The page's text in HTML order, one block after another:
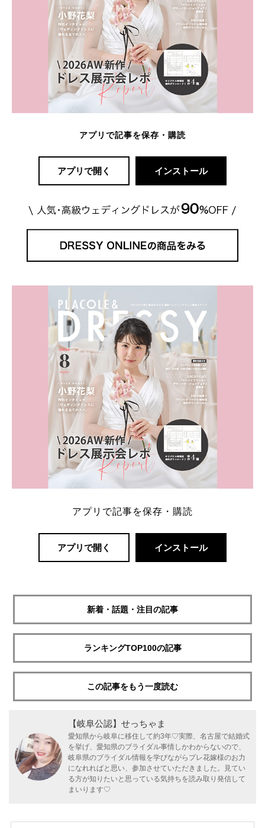
アプリで記事を保存・購読
アプリで開く インストール
アプリで記事を保存・購読
アプリで開く インストール
新着・話題・注目の記事
ランキングTOP100の記事
この記事をもう一度読む
【岐阜公認】せっちゃま
愛知県から岐阜に移住して約3年♡実際、名古屋で結婚式
を挙げ、愛知県のブライダル事情しかわからないので、
岐阜県のブライダル情報を学びながらプレ花嫁様のお力
になれればと思い、参加させていただきました。見てい
る方が知りたいと思っている気持ちを読み取り発信して
まいります♡